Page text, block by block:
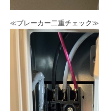
≪ブレーカー二重チェック≫